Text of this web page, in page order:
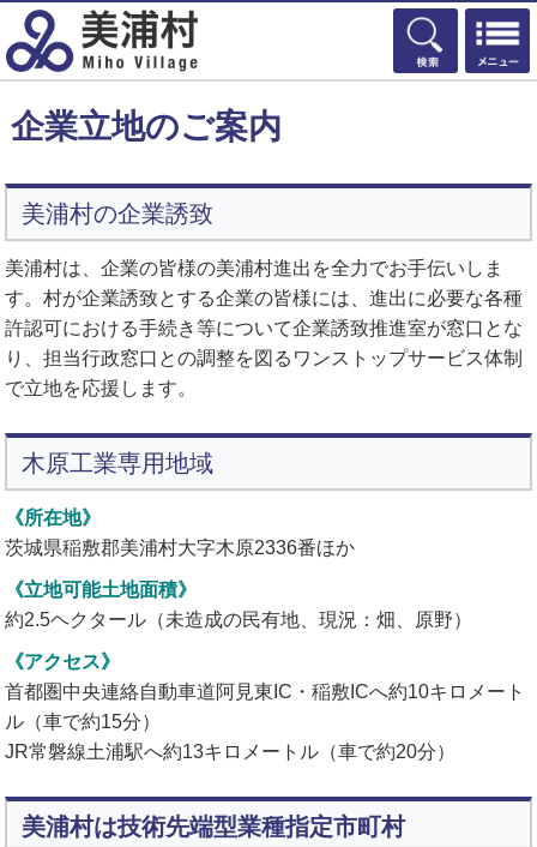
検索
企業立地のご案内
美浦村の企業誘致
美浦村は、企業の皆様の美浦村進出を全力でお手伝いしま
す。村が企業誘致とする企業の皆様には、進出に必要な各種
許認可における手続き等について企業誘致推進室が窓口とな
り、担当行政窓口との調整を図るワンストップサービス体制
で立地を応援します。
木原工業専用地域
《所在地》
茨城県稲敷郡美浦村大字木原2336番ほか
《立地可能土地面積》
約2.5ヘクタール（未造成の民有地、現況：畑、原野）
《アクセス》
首都圏中央連絡自動車道阿見東IC・稲敷ICへ約10キロメート
ル（車で約15分）
JR常磐線土浦駅へ約13キロメートル（車で約20分）
美浦村は技術先端型業種指定市町村